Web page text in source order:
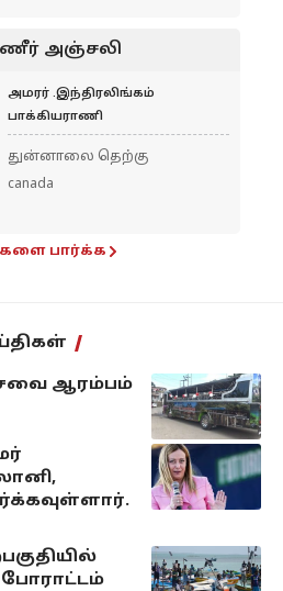
அஞ்சலி
அமரர் .இந்திரலிங்கம்
பாக்கியராணி
துன்னாலை தெற்கு
canada
பார்க்க
ஆரம்பம்